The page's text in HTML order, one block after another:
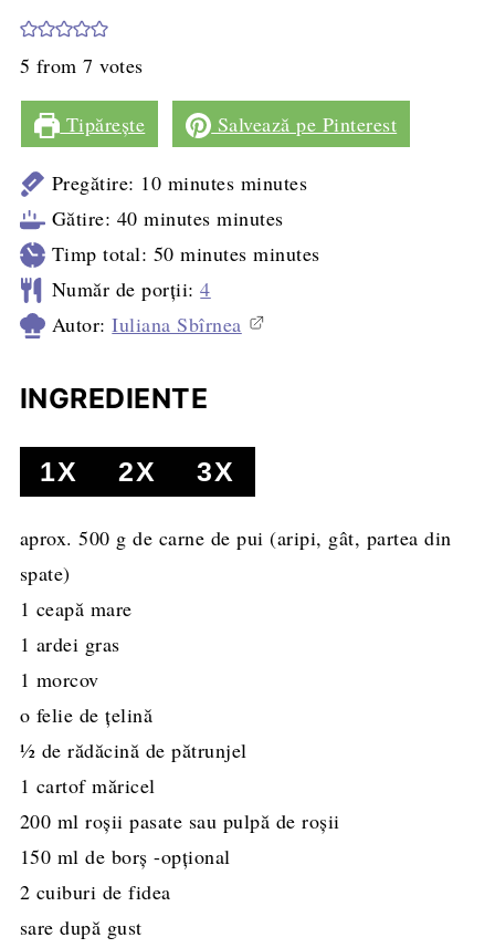
5 from7 votes
Tipărește Salvează pe Pinterest
Pregătire: 10 minutes minutes
Gătire: 40 minutes minutes
Timp total: 50 minutes minutes
Număr de porții:4
Autor:Iuliana Sbîrnea
INGREDIENTE
1X 2X 3X
aprox. 500 g de carne de pui (aripi, gât, partea din
spate)
1 ceapă mare
1 ardei gras
1 morcov
o felie de țelină
½ de rădăcină de pătrunjel
1 cartof măricel
200 ml roşii pasate sau pulpă de roşii
150 ml de borş -opţional
2 cuiburi de fidea
sare după gust